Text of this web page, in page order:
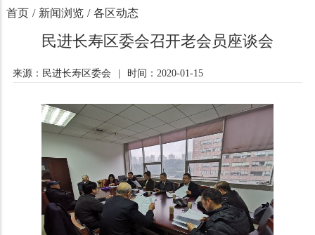
首页 / 新闻浏览 / 各区动态
民进长寿区委会召开老会员座谈会
来源：民进长寿区委会 时间：2020-01-15